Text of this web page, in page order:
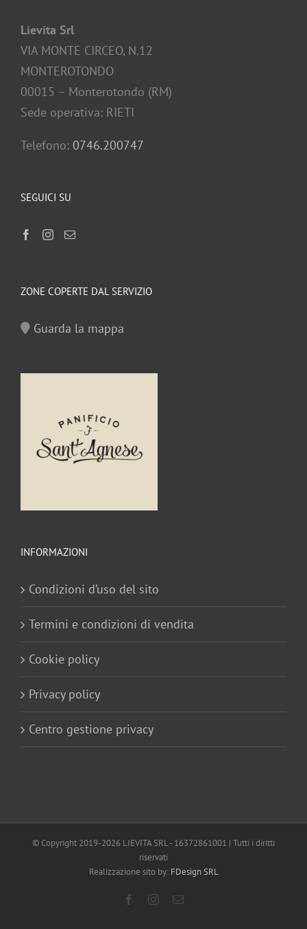
Lievita Srl
VIA MONTE CIRCEO, N.12
MONTEROTONDO
00015 – Monterotondo (RM)
Sede operativa: RIETI
Telefono: 0746.200747
SEGUICI SU
ZONE COPERTE DAL SERVIZIO
Guarda la mappa
INFORMAZIONI
Condizioni d’uso del sito
Termini e condizioni di vendita
Cookie policy
Privacy policy
Centro gestione privacy
© Copyright 2019-2026 LIEVITA SRL - 16372861001 | Tutti i diritti
riservati
Realizzazione sito by: FDesign SRL
FacebookInstagram
Email